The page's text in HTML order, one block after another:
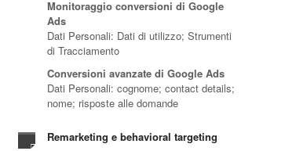
Monitoraggio conversioni di Google
Ads
Dati Personali: Dati di utilizzo; Strumenti
di Tracciamento
Conversioni avanzate di Google Ads
Dati Personali: cognome; contact details;
nome; risposte alle domande
Remarketing e behavioral targeting